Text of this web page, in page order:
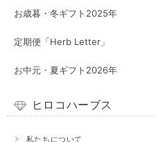
お歳暮・冬ギフト2025年
定期便「Herb Letter」
お中元・夏ギフト2026年
ヒロコハーブス
私たちについて